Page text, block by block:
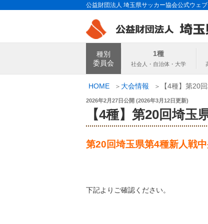
ス
公益財団法人 埼玉県サッカー協会公式ウェブ
埼玉県サッカ
種別
委員会
1種
HOME 大会情報 【4種】第20
投
2026年2月27日公開 (2026年3月12日更新)
【4種】第20回埼玉
第20回埼玉県第4種新人戦
下記よりご確認ください。